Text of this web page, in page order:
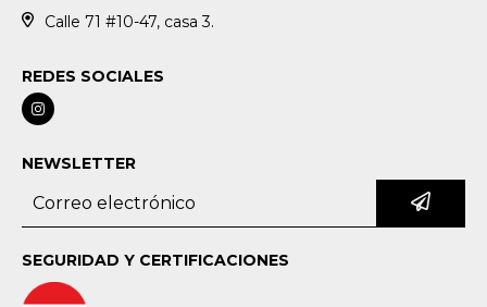
Calle 71 #10-47, casa 3.
REDES SOCIALES
NEWSLETTER
SEGURIDAD Y CERTIFICACIONES